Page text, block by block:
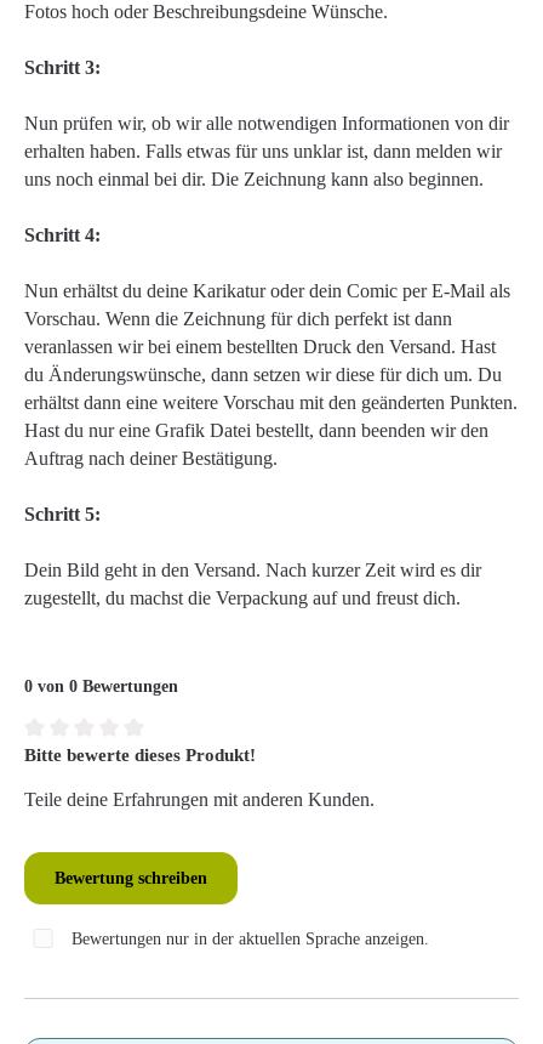
Fotos hoch oder Beschreibungsdeine Wünsche.
Schritt 3:
Nun prüfen wir, ob wir alle notwendigen Informationen von dir
erhalten haben. Falls etwas für uns unklar ist, dann melden wir
uns noch einmal bei dir. Die Zeichnung kann also beginnen.
Schritt 4:
Nun erhältst du deine Karikatur oder dein Comic per E-Mail als
Vorschau. Wenn die Zeichnung für dich perfekt ist dann
veranlassen wir bei einem bestellten Druck den Versand. Hast
du Änderungswünsche, dann setzen wir diese für dich um. Du
erhältst dann eine weitere Vorschau mit den geänderten Punkten.
Hast du nur eine Grafik Datei bestellt, dann beenden wir den
Auftrag nach deiner Bestätigung.
Schritt 5:
Dein Bild geht in den Versand. Nach kurzer Zeit wird es dir
zugestellt, du machst die Verpackung auf und freust dich.
0 von 0 Bewertungen
Durchschnittliche Bewertung von 0 von 5 Sternen
Bitte bewerte dieses Produkt!
Teile deine Erfahrungen mit anderen Kunden.
Bewertung schreiben
Bewertungen nur in der aktuellen Sprache anzeigen.